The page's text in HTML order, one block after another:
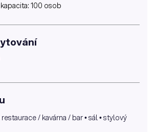
100 osob
/ kavárna / bar • sál • stylový